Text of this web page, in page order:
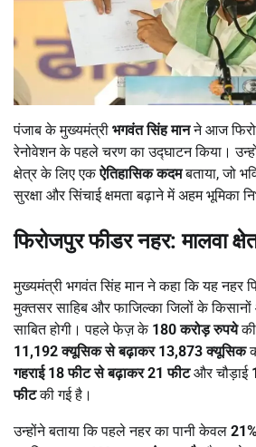
पंजाब के मुख्यमंत्री भगवंत सिंह मानने आज
रेनोवेशन के पहले चरण का उद्घाटन किया।
क्षेत्र के लिए एकऐतिहासिक कदमबताया, जो
सुरक्षा और सिंचाई क्षमता बढ़ाने में अहम भूमिका
फिरोजपुर फीडर नहर: मालवा
मुख्यमंत्री भगवंत सिंह मान ने कहा कि यह नहर
मुक्तसर साहिब और फाजिल्का जिलों के
साबित होगी। पहले फेज़ के 180 करोड़ रुपयेकी
11,192 क्यूसिक से बढ़ाकर 13,873 क्यूसिक
गहराई 18 फीट से बढ़ाकर 21 फीटऔर चौड़ाई
फीटकी गई है।
उन्होंने बताया कि पहले नहर का पानी केवल